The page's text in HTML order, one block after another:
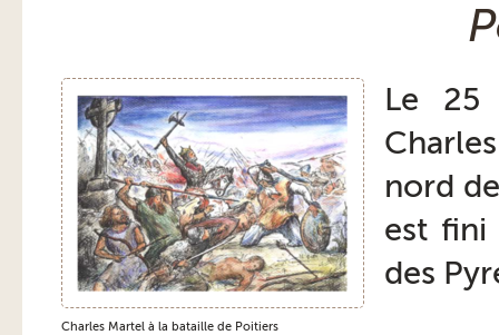
Charles Martel à la bataille de Poitiers
Le 25
nord
est fini
des